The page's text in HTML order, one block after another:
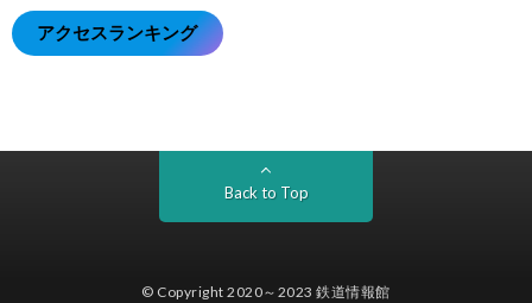
アクセスランキング
Back to Top
© Copyright 2020～2023鉄道情報館